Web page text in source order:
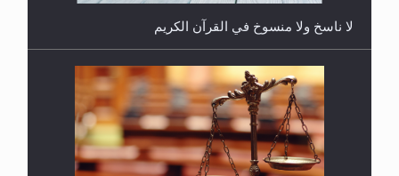
هل يجوز فتح مشروع كوافير نسائي للمحجبات وغير
لا ناسخ ولا منسوخ في القرآن الكريم